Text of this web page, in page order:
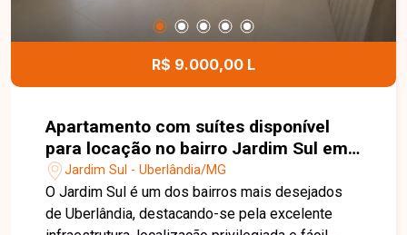
com grande potencial de valorização no bairro
Verde Umuarama. Agende uma visita e conheça
todos os detalhes deste imóvel.
R$ 9.000,00 L
Apartamento com suítes disponível
para locação no bairro Jardim Sul em
Uberlândia-MG
Jardim Sul - Uberlândia/MG
O Jardim Sul é um dos bairros mais desejados
de Uberlândia, destacando-se pela excelente